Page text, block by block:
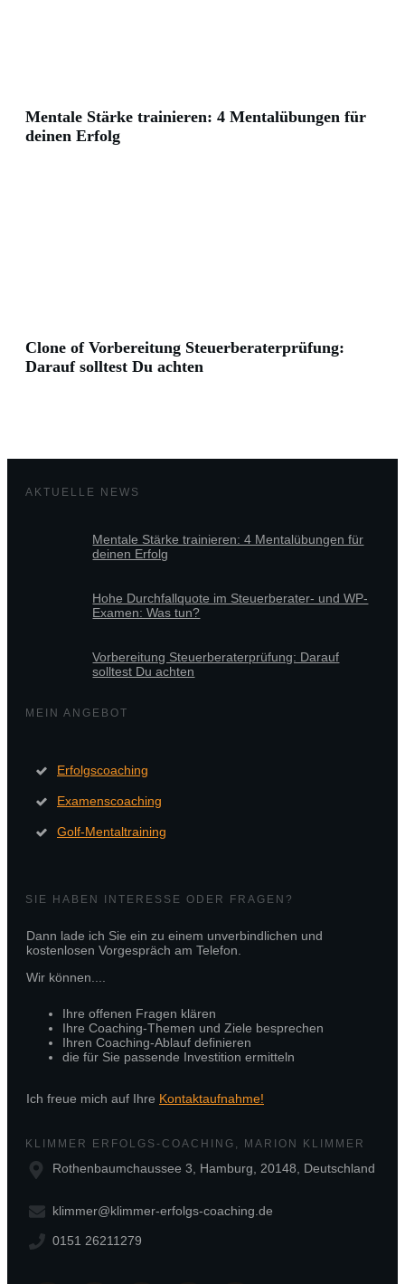
Mentale Stärke trainieren: 4 Mentalübungen für
deinen Erfolg
Clone of Vorbereitung Steuerberaterprüfung:
Darauf solltest Du achten
AKTUELLE NEWS
Mentale Stärke trainieren: 4 Mentalübungen für
deinen Erfolg
Hohe Durchfallquote im Steuerberater- und WP-
Examen: Was tun?
Vorbereitung Steuerberaterprüfung: Darauf
solltest Du achten
MEIN ANGEBOT
Erfolgscoaching
Examenscoaching
Golf-Mentaltraining
SIE HABEN INTERESSE ODER FRAGEN?
Dann lade ich Sie ein zu einem unverbindlichen und
kostenlosen Vorgespräch am Telefon.
Wir können....
Ihre offenen Fragen klären
Ihre Coaching-Themen und Ziele besprechen
Ihren Coaching-Ablauf definieren
die für Sie passende Investition ermitteln
Ich freue mich auf Ihre Kontaktaufnahme!
KLIMMER ERFOLGS-COACHING, MARION KLIMMER
Rothenbaumchaussee 3, Hamburg, 20148, Deutschland
klimmer@klimmer-erfolgs-coaching.de
0151 26211279